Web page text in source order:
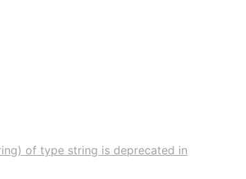
of type string is deprecated in